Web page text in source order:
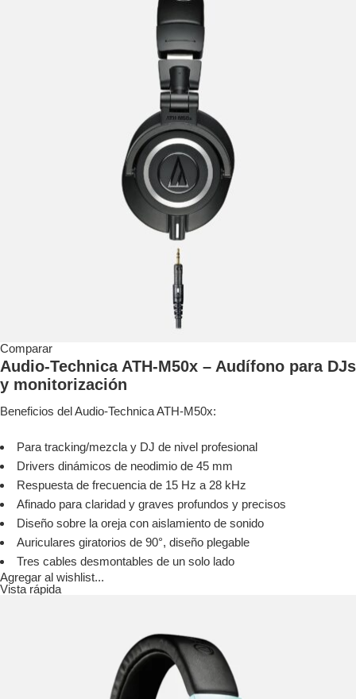
Comparar
Audio-Technica ATH-M50x – Audífono para DJs
y monitorización
Beneficios del Audio-Technica ATH-M50x:
Para tracking/mezcla y DJ de nivel profesional
Drivers dinámicos de neodimio de 45 mm
Respuesta de frecuencia de 15 Hz a 28 kHz
Afinado para claridad y graves profundos y precisos
Diseño sobre la oreja con aislamiento de sonido
Auriculares giratorios de 90°, diseño plegable
Tres cables desmontables de un solo lado
Agregar al wishlist...
Vista rápida